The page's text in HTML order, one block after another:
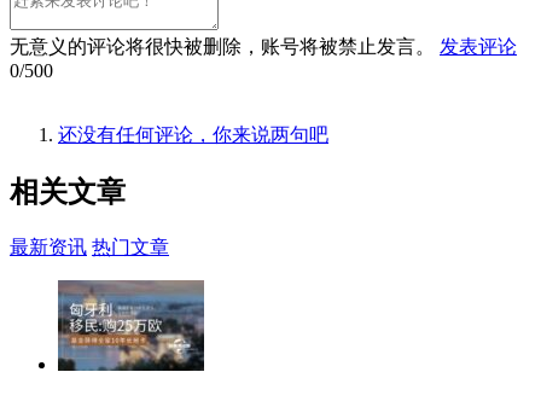
无意义的评论将很快被删除，账号将被禁止发言。
发表评论
0/500
还没有任何评论，你来说两句吧
相关文章
最新资讯 热门文章